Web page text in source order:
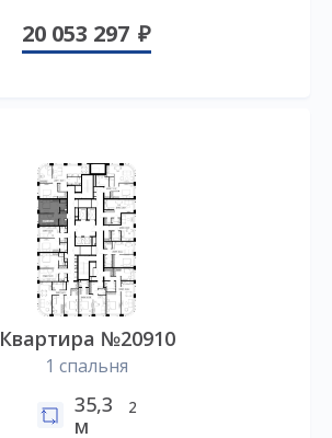
20 053 297
Квартира №20910
1 спальня
35,3
м
2